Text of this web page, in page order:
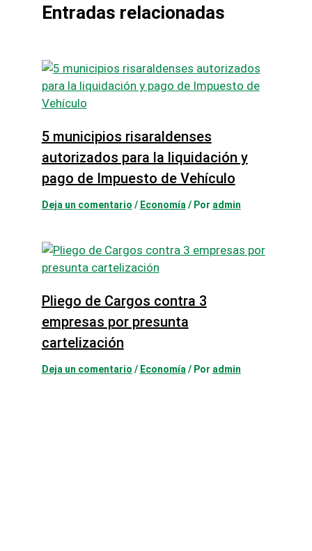
Entradas relacionadas
5 municipios risaraldenses
autorizados para la liquidación y
pago de Impuesto de Vehículo
Deja un comentario / Economía / Por admin
Pliego de Cargos contra 3
empresas por presunta
cartelización
Deja un comentario / Economía / Por admin